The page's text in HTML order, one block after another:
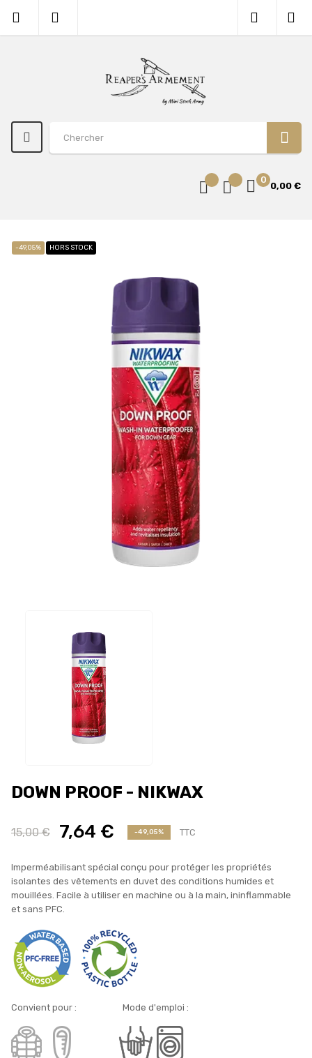
0
0,00 €
-49,05% HORS STOCK
DOWN PROOF - NIKWAX
15,00 € 7,64 € -49,05% TTC
Imperméabilisant spécial conçu pour protéger les propriétés
isolantes des vêtements en duvet des conditions humides et
mouillées. Facile à utiliser en machine ou à la main, ininflammable
et sans PFC.
Convient pour : Mode d'emploi :